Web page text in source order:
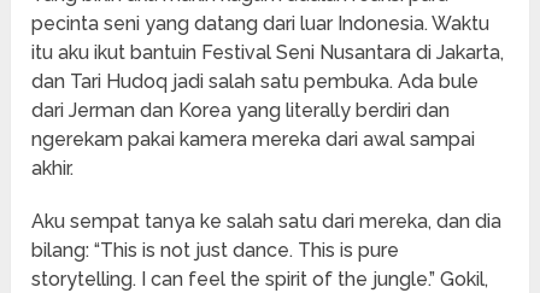
pecinta seni yang datang dari luar Indonesia. Waktu
itu aku ikut bantuin Festival Seni Nusantara di Jakarta,
dan Tari Hudoq jadi salah satu pembuka. Ada bule
dari Jerman dan Korea yang literally berdiri dan
ngerekam pakai kamera mereka dari awal sampai
akhir.
Aku sempat tanya ke salah satu dari mereka, dan dia
bilang: “This is not just dance. This is pure
storytelling. I can feel the spirit of the jungle.” Gokil,